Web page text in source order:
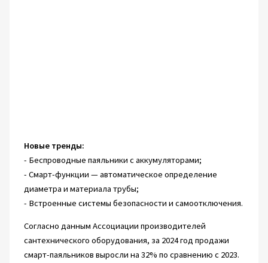
Новые тренды:
- Беспроводные паяльники с аккумуляторами;
- Смарт-функции — автоматическое определение
диаметра и материала трубы;
- Встроенные системы безопасности и самоотключения.
Согласно данным Ассоциации производителей
сантехнического оборудования, за 2024 год продажи
смарт-паяльников выросли на 32% по сравнению с 2023.